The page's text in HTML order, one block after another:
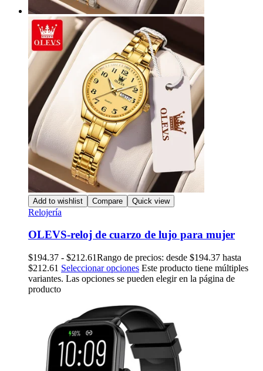
Add to wishlist Compare Quick view
Relojería
OLEVS-reloj de cuarzo de lujo para mujer
$194.37 - $212.61Rango de precios: desde $194.37 hasta
$212.61 Seleccionar opciones Este producto tiene múltiples
variantes. Las opciones se pueden elegir en la página de
producto